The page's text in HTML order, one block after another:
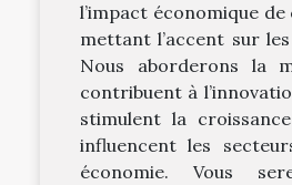
l’impact économique de
mettant l’accent sur
Nous aborderons la
contribuent à
stimulent la
influencent les
économie. Vous